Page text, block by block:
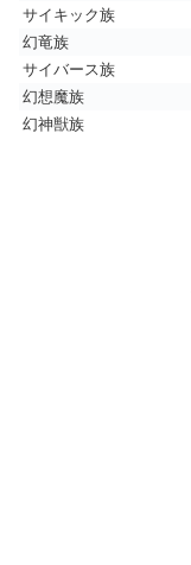
サイキック族
幻竜族
サイバース族
幻想魔族
幻神獣族